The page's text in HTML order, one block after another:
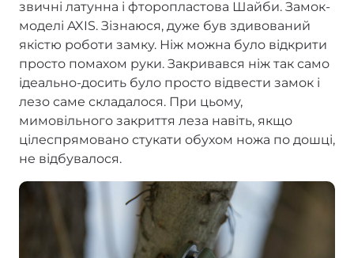
звичні латунна і фторопластова Шайби. Замок-
моделі AXIS. Зізнаюся, дуже був здивований
якістю роботи замку. Ніж можна було відкрити
просто помахом руки. Закривався ніж так само
ідеально-досить було просто відвести замок і
лезо саме складалося. При цьому,
мимовільного закриття леза навіть, якщо
цілеспрямовано стукати обухом ножа по дошці,
не відбувалося.